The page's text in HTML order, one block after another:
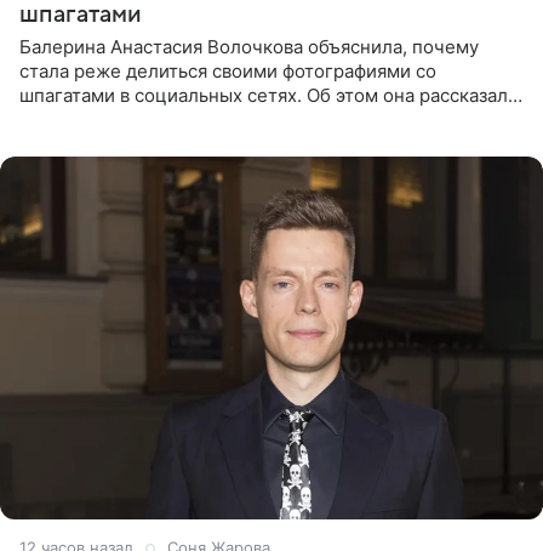
шпагатами
Балерина Анастасия Волочкова объяснила, почему
стала реже делиться своими фотографиями со
шпагатами в социальных сетях. Об этом она рассказала